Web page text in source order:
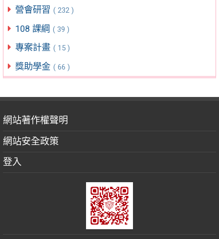
營會研習 ( 232 )
108 課綱 ( 39 )
專案計畫 ( 15 )
獎助學金 ( 66 )
網站著作權聲明
網站安全政策
登入